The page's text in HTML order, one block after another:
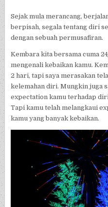
Sejak mula merancang,
berpisah, segala tentang diri
dengan sebuah permusafiran.
Kembara kita bersama cuma
mengenali kebaikan kamu.
2 hari, tapi saya merasakan
kelemahan diri. Mungkin juga
expectation kamu terhadap
Tapi kamu telah melangkaui
kamu yang banyak kebaikan.